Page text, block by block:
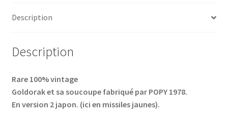
Description
Description
Rare 100% vintage
Goldorak et sa soucoupe fabriqué par POPY 1978.
En version 2 japon. (ici en missiles jaunes).